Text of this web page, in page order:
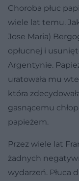
Choroba płuc
wiele lat temu.
Jose Maria)
opłucnej i
Argentynie.
uratowała mu
która
gasnącemu
papieżem.
Przez wiele lat
żadnych
wydarzeń. Płuca